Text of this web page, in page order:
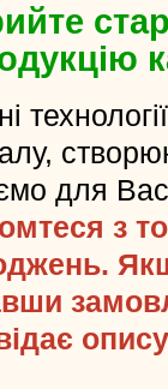
для
з